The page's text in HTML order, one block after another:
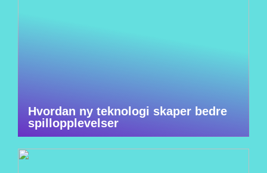
Hvordan ny teknologi skaper bedre
spillopplevelser